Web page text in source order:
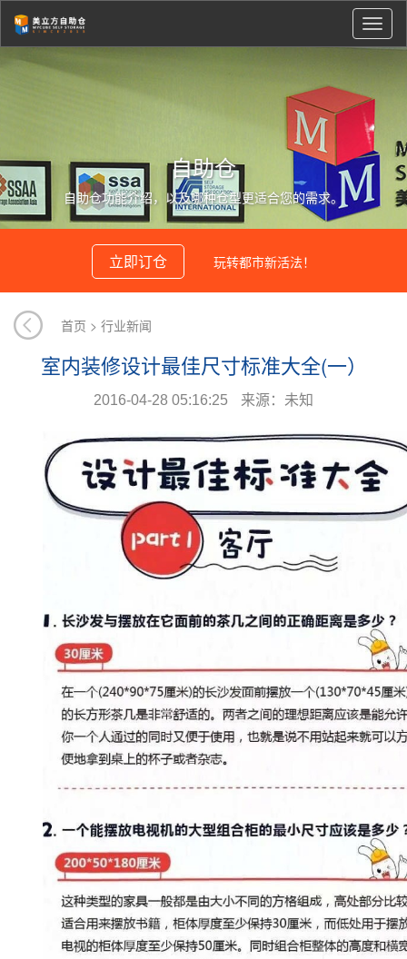
切
换
导
自助仓
自助仓功能介绍，以及哪种仓型更适合您的需求。
立即订仓 玩转都市新活法！
首页 > 行业新闻
室内装修设计最佳尺寸标准大全(一）
2016-04-28 05:16:25 来源：未知